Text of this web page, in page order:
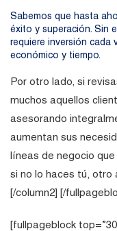
Sabemos que hasta
éxito y superación. Sin
requiere inversión cada
económico y tiempo.
Por otro lado, si
muchos aquellos
asesorando
aumentan sus
líneas de negocio
si no lo haces tú, otro
[/column2] [/
[fullpageblock